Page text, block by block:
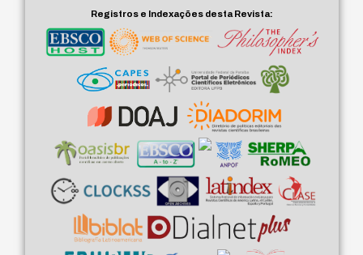
Registros e Indexações desta Revista: